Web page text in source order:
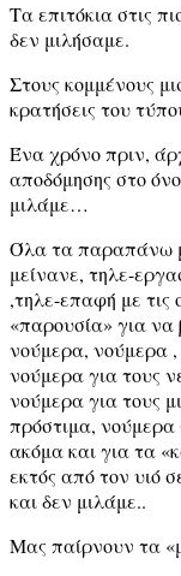
Τα επιτόκια στις
δεν μιλήσαμε.
Στους κομμένους
κρατήσεις του
Ένα χρόνο πριν,
αποδόμησης στο
μιλάμε…
Όλα τα παραπάνω
μείνανε, τηλε-
,τηλε-επαφή με τις
«παρουσία» για
νούμερα, νούμερα
νούμερα για τους
νούμερα για τους
πρόστιμα, νούμερα
ακόμα και για τα
εκτός από τον υιό
και δεν μιλάμε..
Μας παίρνουν τα